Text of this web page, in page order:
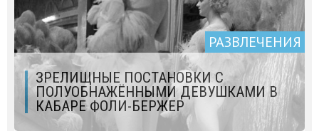
РАЗВЛЕЧЕНИЯ
ЗРЕЛИЩНЫЕ ПОСТАНОВКИ С
ПОЛУОБНАЖЁННЫМИ ДЕВУШКАМИ В
КАБАРЕ ФОЛИ-БЕРЖЕР